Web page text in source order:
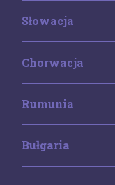
Słowacja
Chorwacja
Rumunia
Bułgaria